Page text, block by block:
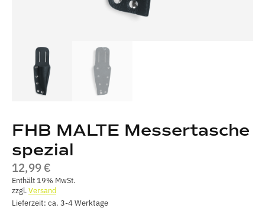
FHB MALTE Messertasche
spezial
12,99€
Enthält 19% MwSt.
zzgl.Versand
Lieferzeit: ca. 3-4 Werktage